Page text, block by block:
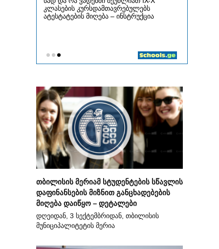
თბილისის მერიამ სტუდენტების სწავლის
დაფინანსების მიზნით განცხადებების
მიღება დაიწყო – დეტალები
დღეიდან, 3 სექტემბრიდან, თბილისის
მუნიციპალიტეტის მერია